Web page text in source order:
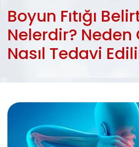
Boyun Fıtığı
Nelerdir? Neden
Nasıl Tedavi